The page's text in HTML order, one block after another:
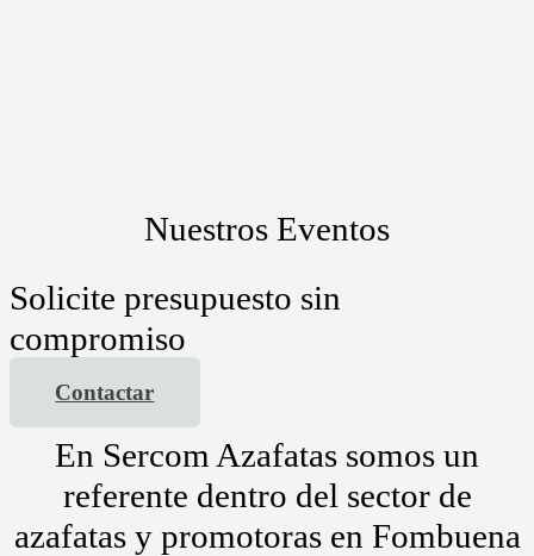
Nuestros Eventos
Solicite presupuesto sin
compromiso
Contactar
En Sercom Azafatas somos un
referente dentro del sector de
azafatas y promotoras en Fombuena